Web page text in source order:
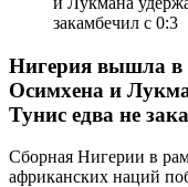
закамбечил с 0:3
Нигерия вышла
Осимхена и
Тунис едва не
Сборная Нигерии в
африканских наций